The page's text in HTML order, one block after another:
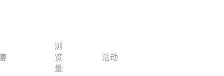
浏
览
量
活动